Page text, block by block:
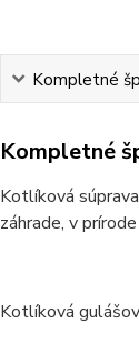
Kompletné
Kompletné
Kotlíková
záhrade, v
Kotlíková